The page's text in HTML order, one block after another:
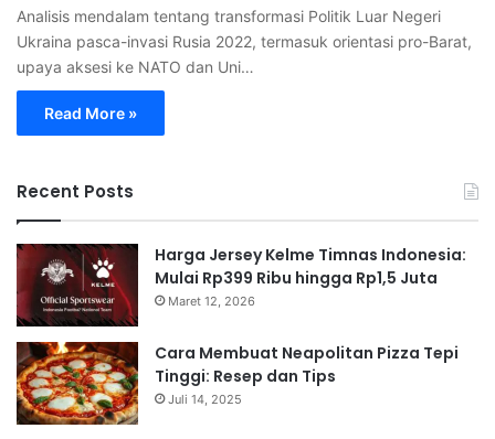
Analisis mendalam tentang transformasi Politik Luar Negeri
Ukraina pasca-invasi Rusia 2022, termasuk orientasi pro-Barat,
upaya aksesi ke NATO dan Uni…
Read More »
Recent Posts
Harga Jersey Kelme Timnas Indonesia:
Mulai Rp399 Ribu hingga Rp1,5 Juta
Maret 12, 2026
Cara Membuat Neapolitan Pizza Tepi
Tinggi: Resep dan Tips
Juli 14, 2025